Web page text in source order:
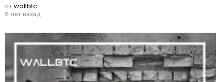
отwallbtc
6 лет назад